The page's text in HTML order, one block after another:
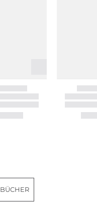
BÜCHER